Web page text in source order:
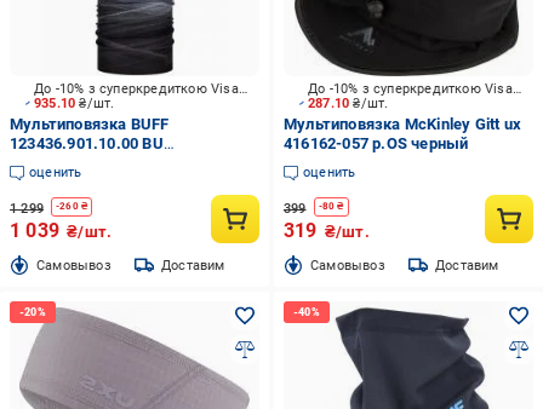
935.10₴/шт.
До -10% з суперкредиткою Visa Вигода
Мультиповязка BUFF
123436.901.10.00 BU
MFMIORIGSTD р.OS
разноцветный
оценить
1 299 -260₴
1 039 ₴/шт.
Cамовывоз Доставим
287.10₴/шт.
До -10% з суперкредиткою Visa Вигода
Мультиповязка McKinley Gitt ux
416162-057 р.OS черный
оценить
399 -80 ₴
319 ₴/шт.
Cамовывоз Доставим